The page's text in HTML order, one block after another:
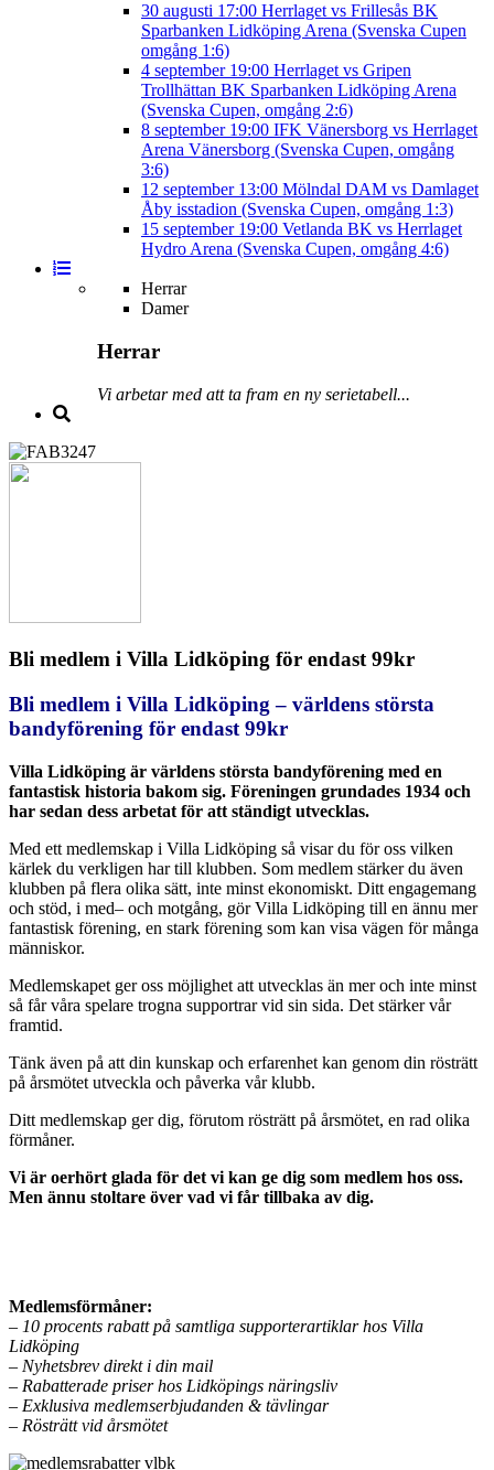
30 augusti 17:00 Herrlaget vs Frillesås BK
Sparbanken Lidköping Arena (Svenska Cupen
omgång 1:6)
4 september 19:00 Herrlaget vs Gripen
Trollhättan BK Sparbanken Lidköping Arena
(Svenska Cupen, omgång 2:6)
8 september 19:00 IFK Vänersborg vs Herrlaget
Arena Vänersborg (Svenska Cupen, omgång
3:6)
12 september 13:00 Mölndal DAM vs Damlaget
Åby isstadion (Svenska Cupen, omgång 1:3)
15 september 19:00 Vetlanda BK vs Herrlaget
Hydro Arena (Svenska Cupen, omgång 4:6)
Herrar
Damer
Herrar
Vi arbetar med att ta fram en ny serietabell...
Bli medlem i Villa Lidköping för endast 99kr
Bli medlem i Villa Lidköping – världens största
bandyförening för endast 99kr
Villa Lidköping är världens största bandyförening med en
fantastisk historia bakom sig. Föreningen grundades 1934 och
har sedan dess arbetat för att ständigt utvecklas.
Med ett medlemskap i Villa Lidköping så visar du för oss vilken
kärlek du verkligen har till klubben. Som medlem stärker du även
klubben på flera olika sätt, inte minst ekonomiskt. Ditt engagemang
och stöd, i med– och motgång, gör Villa Lidköping till en ännu mer
fantastisk förening, en stark förening som kan visa vägen för många
människor.
Medlemskapet ger oss möjlighet att utvecklas än mer och inte minst
så får våra spelare trogna supportrar vid sin sida. Det stärker vår
framtid.
Tänk även på att din kunskap och erfarenhet kan genom din rösträtt
på årsmötet utveckla och påverka vår klubb.
Ditt medlemskap ger dig, förutom rösträtt på årsmötet, en rad olika
förmåner.
Vi är oerhört glada för det vi kan ge dig som medlem hos oss.
Men ännu stoltare över vad vi får tillbaka av dig.
Medlemsförmåner:
– 10 procents rabatt på samtliga supporterartiklar hos Villa
Lidköping
– Nyhetsbrev direkt i din mail
– Rabatterade priser hos Lidköpings näringsliv
– Exklusiva medlemserbjudanden & tävlingar
– Rösträtt vid årsmötet